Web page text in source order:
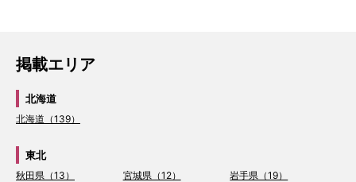
掲載エリア
北海道
北海道（139）
東北
秋田県（13） 宮城県（12）
岩手県（19）